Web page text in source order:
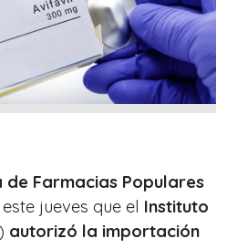
de Farmacias Populares
jueves que el Instituto
autorizó la importación